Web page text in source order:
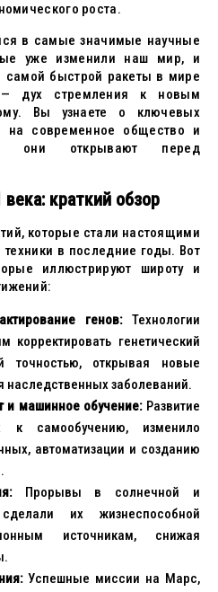
роста.
в самые значимые научные
уже изменили наш мир, и
самой быстрой ракеты в мире
дух стремления к новым
Вы узнаете о ключевых
на современное общество и
они открывают перед
краткий обзор
которые стали настоящими
в последние годы. Вот
иллюстрируют широту и
генов:Технологии
корректировать генетический
точностью, открывая новые
наследственных заболеваний.
и машинное обучение:Развитие
к самообучению, изменило
автоматизации и созданию
Прорывы в солнечной и
их жизнеспособной
источникам, снижая
Успешные миссии на Марс,